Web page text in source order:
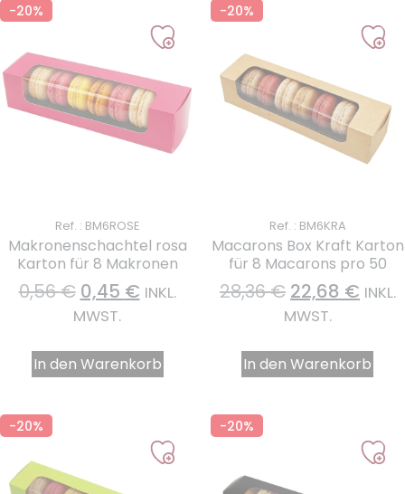
-20%
Ref. : BM6ROSE
Makronenschachtel rosa
Karton für 8 Makronen
0,56€ 0,45 € INKL.
MWST.
In den Warenkorb
-20%
Ref. : BM6KRA
Macarons Box Kraft Karton
für 8 Macarons pro 50
28,36€ 22,68 € INKL.
MWST.
In den Warenkorb
-20% -20%